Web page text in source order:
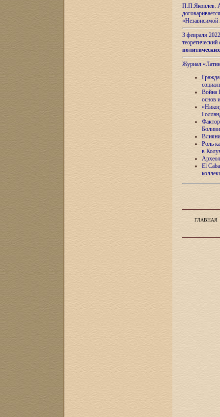
П.П.Яковлев.
«Независимой
3 февраля
теоретический
Журнал
Война
основ
Роль
в
El
ГЛАВНАЯ